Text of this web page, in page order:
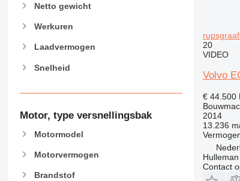
Netto gewicht
Werkuren
Laadvermogen
Snelheid
Motor, type versnellingsbak
Motormodel
Motorvermogen
Brandstof
20
VIDEO
Volvo
€ 44.500
2014
13.236
Contact